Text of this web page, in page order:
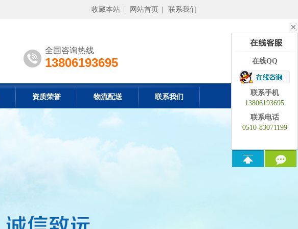
收藏本站 网站首页 联系我们
全国咨询热线
13806193695
资质荣誉 物流配送 联系我们
在线QQ
联系手机
13806193695
联系电话
0510-83071199